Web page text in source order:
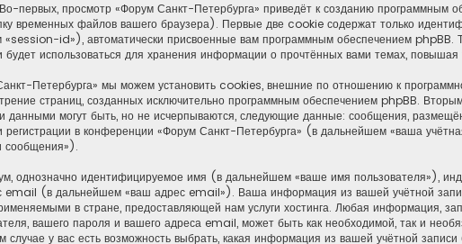
первых, просмотр «Форум Санкт-Петербурга» приведёт к созданию программным
временных файлов вашего браузера). Первые две cookie содержат только
id»), автоматически присвоенные вам программным обеспечением phpBB.
использоваться для хранения информации о прочтённых вами темах,
Петербурга» мы можем установить cookies, внешние по отношению к
страниц, созданных исключительно программным обеспечением phpBB.
могут быть, но не исчерпываются, следующие данные: сообщения,
в конференции «Форум Санкт-Петербурга» (в дальнейшем «ваша
сообщения»).
однозначно идентифицируемое имя (в дальнейшем «ваше имя пользователя»),
(в дальнейшем «ваш адрес email»). Ваша информация из вашей учётной
в стране, предоставляющей нам услуги хостинга. Любая информация,
вашего пароля и вашего адреса email, может быть как необходимой, так и
у вас есть возможность выбрать, какая информация из вашей учётной записи